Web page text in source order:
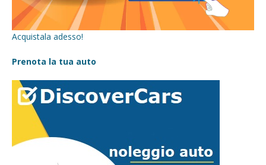
Acquistala adesso!
Prenota la tua auto